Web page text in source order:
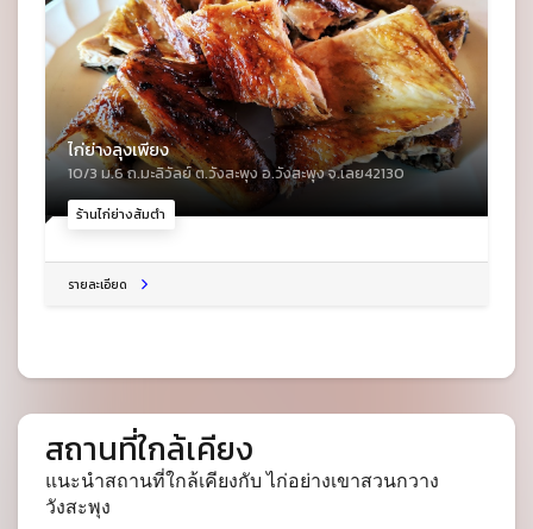
ร้านไก่ย่างส้มตำ
ไก่ย่างลุงเพียง
10/3 ม.6 ถ.มะลิวัลย์ ต.วังสะพุง อ.วังสะพุง จ.เลย42130
รายละเอียด
สถานที่ใกล้เคียง
แนะนำสถานที่ใกล้เคียงกับ ไก่อย่างเขาสวนกวาง
วังสะพุง